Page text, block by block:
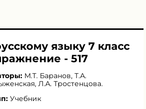
языку 7 класс
- 517
М.Т. Баранов, Т.А.
, Л.А. Тростенцова.
Учебник